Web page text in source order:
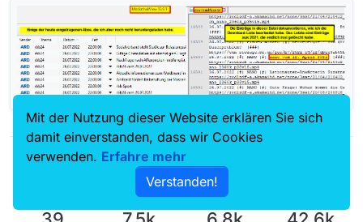
Mit der Nutzung dieser Website erklären Sie sich
damit einverstanden, dass wir Cookies
verwenden. Erfahre mehr
Verstanden!